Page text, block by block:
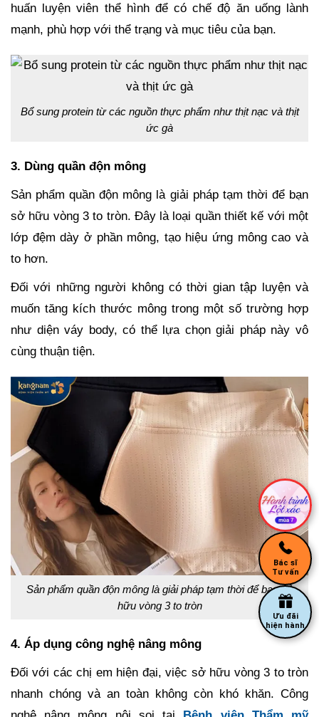
huấn luyện viên thể hình để có chế độ ăn uống lành
mạnh, phù hợp với thể trạng và mục tiêu của bạn.
Bổ sung protein từ các nguồn thực phẩm như thịt nạc và thịt
ức gà
3. Dùng quần độn mông
Sản phẩm quần độn mông là giải pháp tạm thời để bạn
sở hữu vòng 3 to tròn. Đây là loại quần thiết kế với một
lớp đệm dày ở phần mông, tạo hiệu ứng mông cao và
to hơn.
Đối với những người không có thời gian tập luyện và
muốn tăng kích thước mông trong một số trường hợp
như diện váy body, có thể lựa chọn giải pháp này vô
cùng thuận tiện.
Sản phẩm quần độn mông là giải pháp tạm thời để bạn sở
hữu vòng 3 to tròn
4. Áp dụng công nghệ nâng mông
Đối với các chị em hiện đại, việc sở hữu vòng 3 to tròn
nhanh chóng và an toàn không còn khó khăn. Công
Bác sĩ
Tư vấn
Ưu đãi
hiện hành